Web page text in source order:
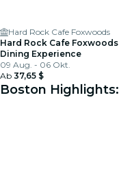
Hard Rock Cafe Foxwoods
Hard Rock Cafe Foxwoods
Dining Experience
09 Aug. - 06 Okt.
Ab 37,65 $
Boston